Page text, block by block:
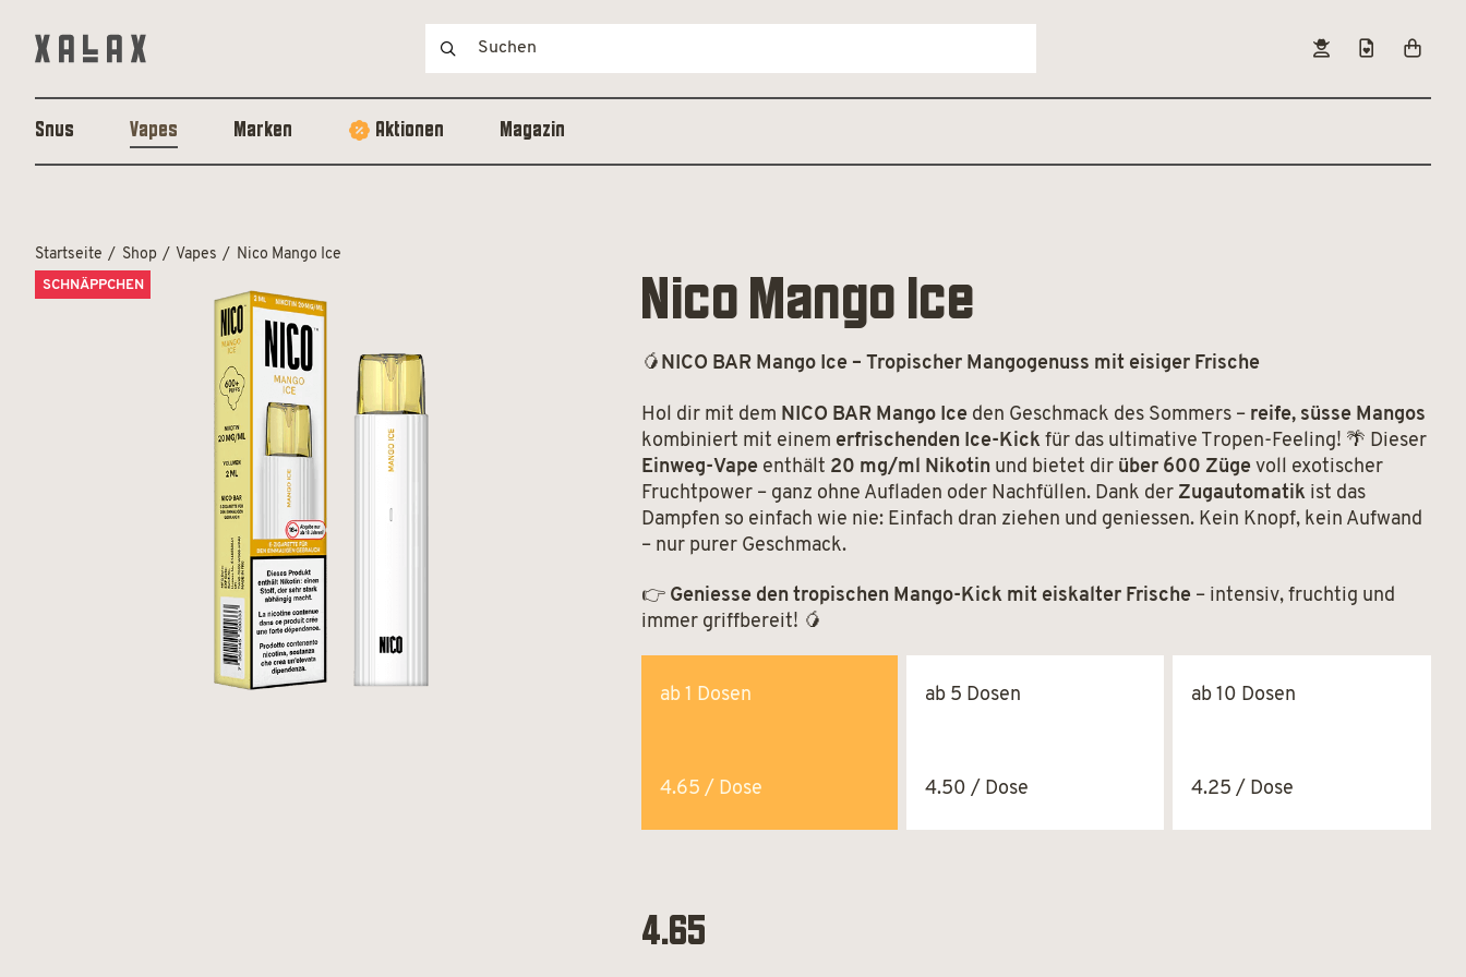
Snus Vapes Marken Aktionen Magazin
Startseite Shop Vapes Nico Mango Ice
SCHNÄPPCHEN Nico Mango Ice
🥭 NICO BAR Mango Ice – Tropischer Mangogenuss mit eisiger Frische
Hol dir mit dem NICO BAR Mango Ice den Geschmack des Sommers – reife, süsse Mangos
kombiniert mit einem erfrischenden Ice-Kick für das ultimative Tropen-Feeling! 🌴 Dieser
Einweg-Vape enthält 20 mg/ml Nikotin und bietet dir über 600 Züge voll exotischer
Fruchtpower – ganz ohne Aufladen oder Nachfüllen. Dank der Zugautomatik ist das
Dampfen so einfach wie nie: Einfach dran ziehen und geniessen. Kein Knopf, kein Aufwand
– nur purer Geschmack.
👉 Geniesse den tropischen Mango-Kick mit eiskalter Frische – intensiv, fruchtig und
immer griffbereit! 🥭
ab 1 Dosen
4.65 / Dose
ab 5 Dosen
4.50 / Dose
ab 10 Dosen
4.25 / Dose
4.65